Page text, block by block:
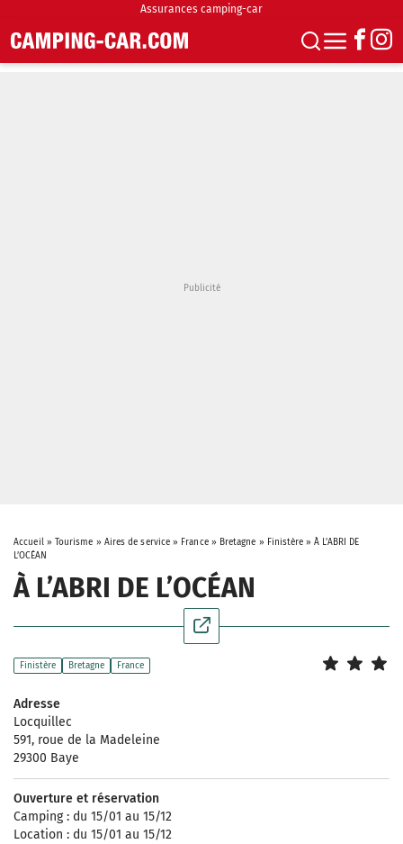
Assurances camping-car
Accueil» Tourisme » Aires de service » France» Bretagne » Finistère »À L’ABRI DE
L’OCÉAN
À L’ABRI DE L’OCÉAN
Finistère Bretagne France
Adresse
Locquillec
591, roue de la Madeleine
29300 Baye
Ouverture et réservation
Camping : du 15/01 au 15/12
Location : du 15/01 au 15/12